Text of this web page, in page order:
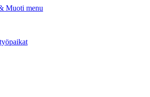
menu